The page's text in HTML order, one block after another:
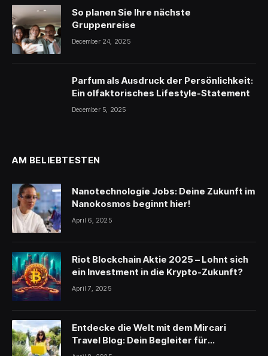
So planen Sie Ihre nächste
Gruppenreise
December 24, 2025
Parfum als Ausdruck der Persönlichkeit:
Ein olfaktorisches Lifestyle-Statement
December 5, 2025
AM BELIEBTESTEN
Nanotechnologie Jobs: Deine Zukunft im
Nanokosmos beginnt hier!
April 6, 2025
Riot Blockchain Aktie 2025 – Lohnt sich
ein Investment in die Krypto-Zukunft?
April 7, 2025
Entdecke die Welt mit dem Mircari
Travel Blog: Dein Begleiter für
unvergessliche Reisen